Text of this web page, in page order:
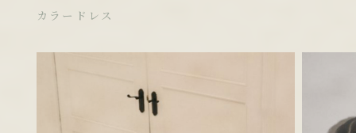
カラードレス